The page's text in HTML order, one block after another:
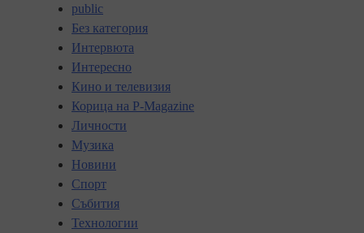
public
Без категория
Интервюта
Интересно
Кино и телевизия
Корица на P-Magazine
Личности
Музика
Новини
Спорт
Събития
Технологии